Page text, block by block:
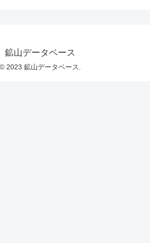
鉱山データベース
© 2023 鉱山データベース.